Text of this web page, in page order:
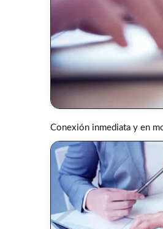
Conexión inmediata y en